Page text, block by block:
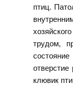
птиц.
трудом,
клювик